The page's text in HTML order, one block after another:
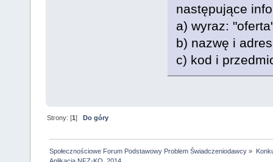
następujące
a) wyraz:
b) nazwę i
c) kod i
Strony: [1] Do góry
Społecznościowe Forum Podstawowy Problem Świadczeniodawcy »